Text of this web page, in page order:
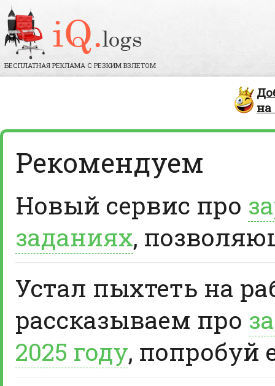
БЕСПЛАТНАЯ РЕКЛАМА С РЕЗКИМ ВЗЛЕТОМ
на
Рекомендуем
Новый сервис про
заданиях,
Устал пыхтеть на
рассказываем про
2025 году, попробуй